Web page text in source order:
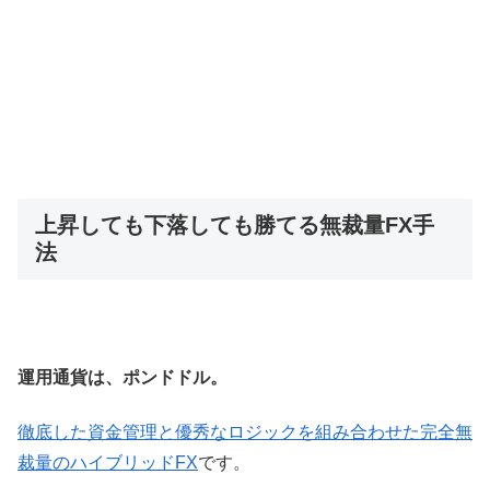
上昇しても下落しても勝てる無裁量FX手
法
運用通貨は、ポンドドル。
徹底した資金管理と優秀なロジックを組み合わせた完全無
裁量のハイブリッドFXです。